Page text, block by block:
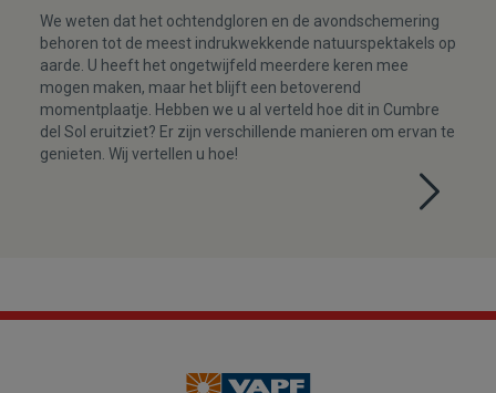
We weten dat het ochtendgloren en de avondschemering
behoren tot de meest indrukwekkende natuurspektakels op
aarde. U heeft het ongetwijfeld meerdere keren mee
mogen maken, maar het blijft een betoverend
momentplaatje. Hebben we u al verteld hoe dit in Cumbre
del Sol eruitziet? Er zijn verschillende manieren om ervan te
genieten. Wij vertellen u hoe!